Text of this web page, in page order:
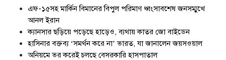
এফ-১৫সহ মার্কিন বিমানের বিপুল পরিমাণ ধ্বংসাবশেষ জনসম্মুখে
আনল ইরান
ক্যানসার ছড়িয়ে পড়েছে হাড়েও, ব্যথায় কাতর জো বাইডেন
হাসিনার বক্তব্য ‘সমর্থন করে না’ ভারত, যা জানালেন জয়সওয়াল
অনিয়মে ভর করেই চলছে বেসরকারি হাসপাতাল